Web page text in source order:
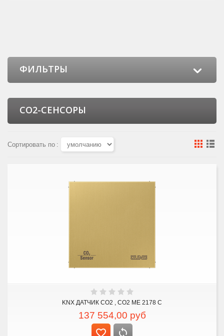
ФИЛЬТРЫ
CO2-СЕНСОРЫ
Сортировать по :
KNX ДАТЧИК CO2 , CO2 ME 2178 C
137 554,00 руб